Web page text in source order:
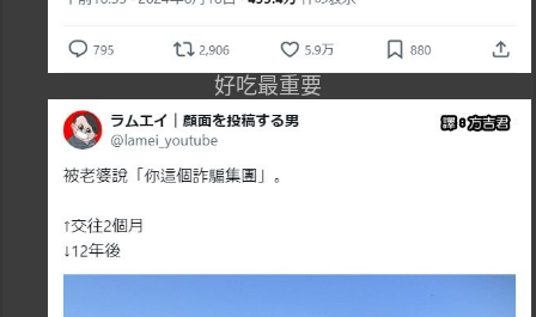
好吃最重要